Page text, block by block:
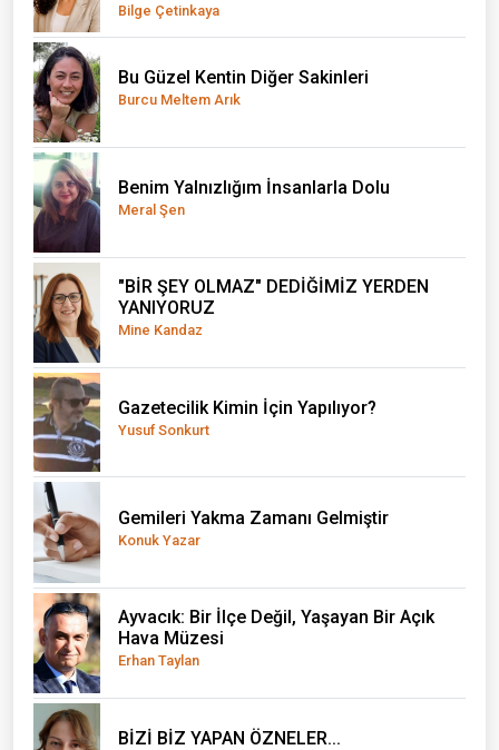
Bilge Çetinkaya
Bu Güzel Kentin Diğer Sakinleri
Burcu Meltem Arık
Benim Yalnızlığım İnsanlarla Dolu
Meral Şen
"BİR ŞEY OLMAZ" DEDİĞİMİZ YERDEN
YANIYORUZ
Mine Kandaz
Gazetecilik Kimin İçin Yapılıyor?
Yusuf Sonkurt
Gemileri Yakma Zamanı Gelmiştir
Konuk Yazar
Ayvacık: Bir İlçe Değil, Yaşayan Bir Açık
Hava Müzesi
Erhan Taylan
BİZİ BİZ YAPAN ÖZNELER...